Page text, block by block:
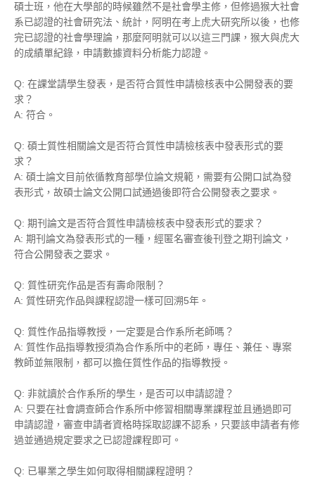
碩士班，他在大學部的時候雖然不是社會學主修，但修過猴大社會
系已認證的社會研究法、統計，阿明在考上虎大研究所以後，也修
完已認證的社會學理論，那麼阿明就可以以這三門課，猴大與虎大
的成績單紀錄，申請數據資料分析能力認證 。
Q: 在課堂請學生發表，是否符合質性申請檢核表中公開發表的要
求？
A: 符合。
Q: 碩士質性相關論文是否符合質性申請檢核表中發表形式的要
求？
A: 碩士論文目前依循教育部學位論文規範，需要有公開口試為發
表形式，故碩士論文公開口試通過後即符合公開發表之要求。
Q: 期刊論文是否符合質性申請檢核表中發表形式的要求？
A: 期刊論文為發表形式的一種，經匿名審查後刊登之期刊論文，
符合公開發表之要求。
Q: 質性研究作品是否有壽命限制？
A: 質性研究作品與課程認證一樣可回溯5年。
Q: 質性作品指導教授，一定要是合作系所老師嗎？
A: 質性作品指導教授須為合作系所中的老師，專任、兼任、專案
教師並無限制，都可以擔任質性作品的指導教授。
Q: 非就讀於合作系所的學生，是否可以申請認證？
A: 只要在社會調查師合作系所中修習相關專業課程並且通過即可
申請認證，審查申請者資格時採取認課不認系，只要該申請者有修
過並通過規定要求之已認證課程即可。
Q: 已畢業之學生如何取得相關課程證明？